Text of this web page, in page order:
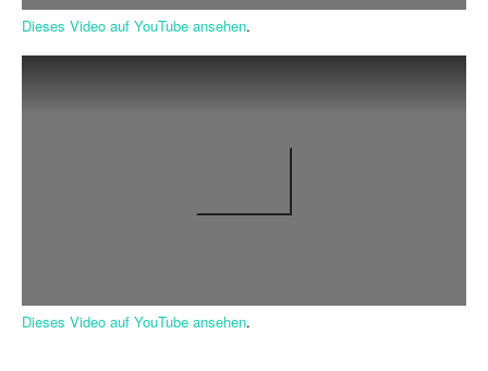
Dieses Video auf YouTube ansehen.
Dieses Video auf YouTube ansehen.